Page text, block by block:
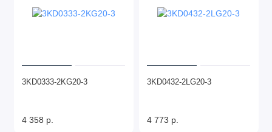
3KD0333-2KG20-3
4 358 р.
3KD0432-2LG20-3
4 773 р.